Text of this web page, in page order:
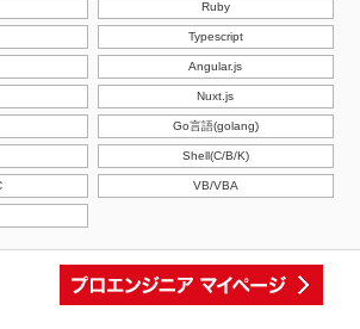
Ruby
Typescript
Angular.js
Nuxt.js
Go言語(golang)
Shell(C/B/K)
VB/VBA